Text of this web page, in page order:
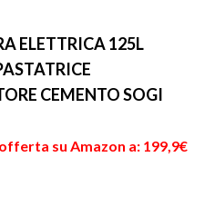
ELETTRICA 125L
CEMENTO SOGI
su Amazon a: 199,9€